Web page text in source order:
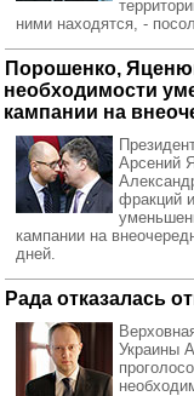
ними находятся, -
Порошенко,
необходимости
кампании на
Арсений
фракций
кампании на
дней.
Рада отказалась
Украины